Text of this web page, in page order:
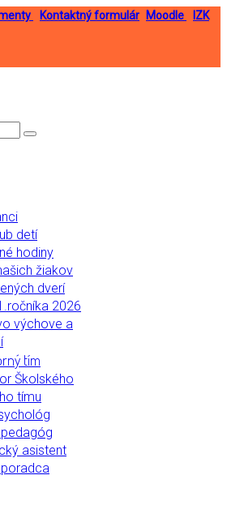
IZK
Moodle
Kontaktný formulár
detí
hodiny
žiakov
dverí
2026
výchove a
tím
Školského
tímu
asistent